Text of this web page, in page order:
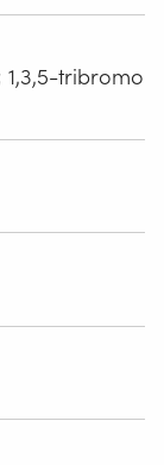
1,3,5-tribromo